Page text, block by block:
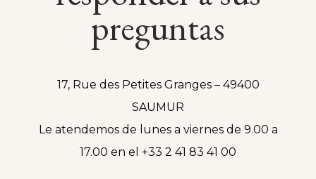
preguntas
17, Rue des Petites Granges – 49400
SAUMUR
Le atendemos de lunes a viernes de 9.00 a
17.00 en el +33 2 41 83 41 00